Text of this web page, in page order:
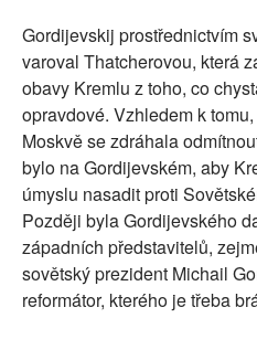
Gordijevskij prostřednictvím
varoval Thatcherovou, která
obavy Kremlu z toho, co
opravdové. Vzhledem k
Moskvě se zdráhala
bylo na Gordijevském, aby
úmyslu nasadit proti
Později byla Gordijevského
západních představitelů,
sovětský prezident Michail
reformátor, kterého je třeba